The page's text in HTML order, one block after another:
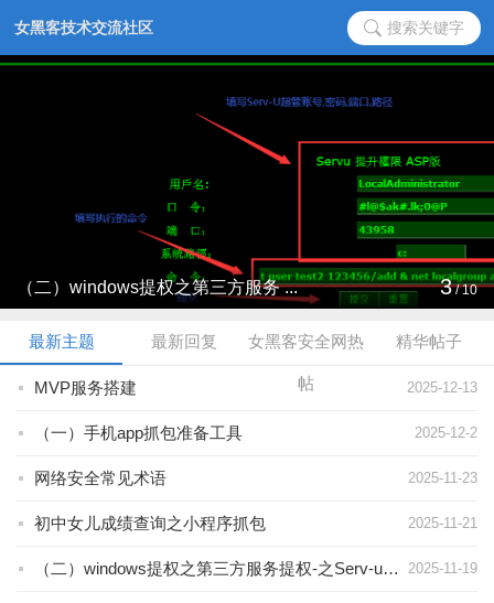
搜索关键字
（二）windows提权之第三方服务 ... 3/10
最新主题 最新回复 女黑客安全网热
帖
精华帖子
2025-12-13
MVP服务搭建
2025-12-2
（一）手机app抓包准备工具
2025-11-23
网络安全常见术语
2025-11-21
初中女儿成绩查询之小程序抓包
2025-11-19
（二）windows提权之第三方服务提权-之Serv-u6提权